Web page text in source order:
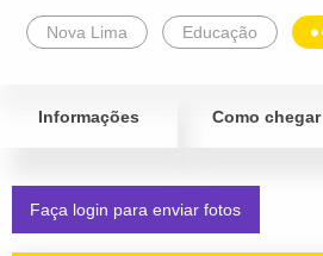
Nova Lima Educação
Informações Como chegar
Faça login para enviar fotos